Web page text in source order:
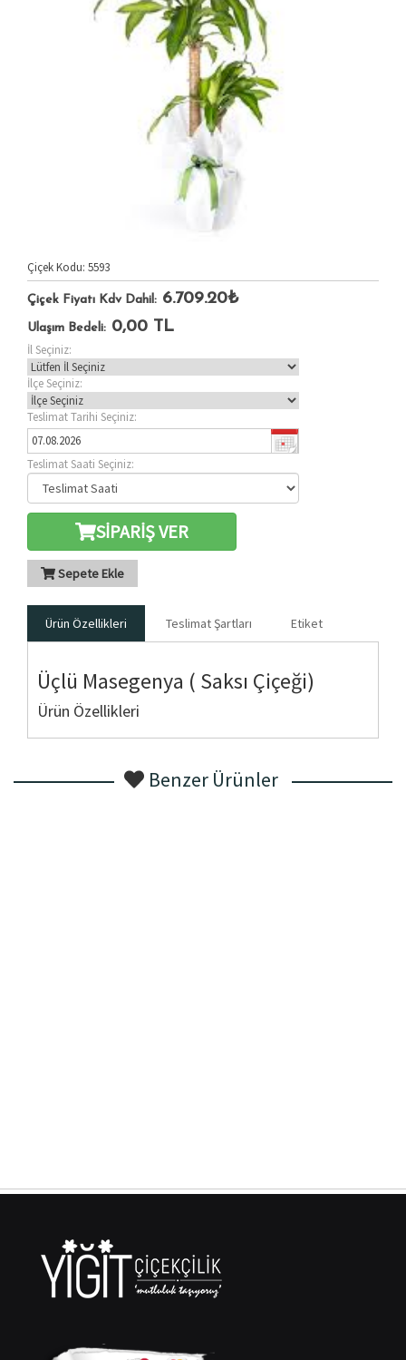
Çiçek Kodu: 5593
Çiçek Fiyatı Kdv Dahil: 6.709.20₺
Ulaşım Bedeli: 0,00 TL
İl Seçiniz:
İlçe Seçiniz:
Teslimat Tarihi Seçiniz:
Teslimat Saati Seçiniz:
SİPARİŞ VER
Sepete Ekle
Ürün Özellikleri Teslimat Şartları Etiket
Üçlü Masegenya ( Saksı Çiçeği)
Ürün Özellikleri
Benzer Ürünler